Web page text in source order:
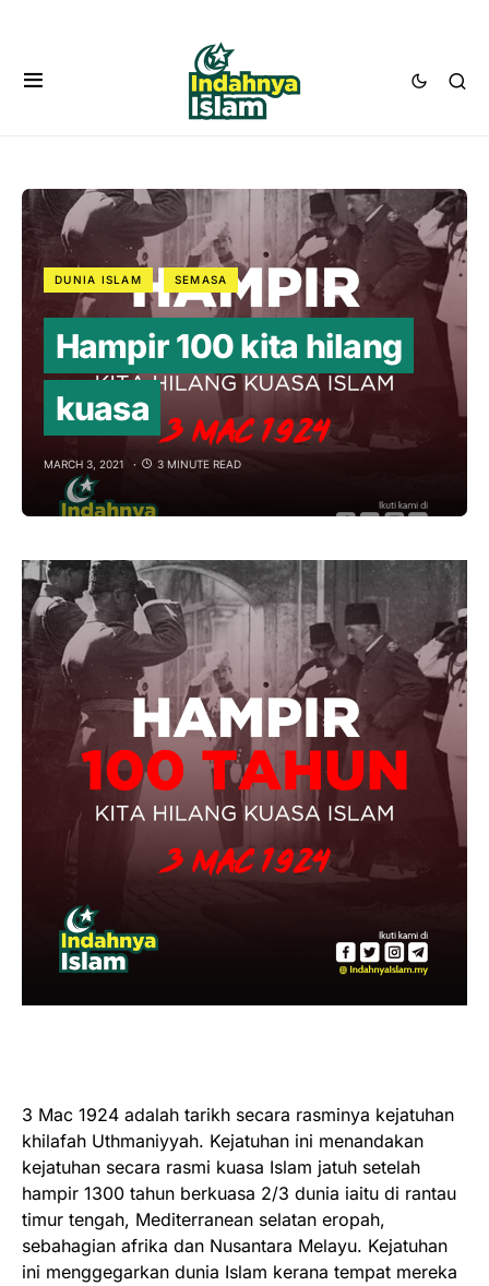
DUNIA ISLAM SEMASA
Hampir 100 kita hilang
kuasa
MARCH 3, 2021 3 MINUTE READ
3 Mac 1924 adalah tarikh secara rasminya kejatuhan
khilafah Uthmaniyyah. Kejatuhan ini menandakan
kejatuhan secara rasmi kuasa Islam jatuh setelah
hampir 1300 tahun berkuasa 2/3 dunia iaitu di rantau
timur tengah, Mediterranean selatan eropah,
sebahagian afrika dan Nusantara Melayu. Kejatuhan
ini menggegarkan dunia Islam kerana tempat mereka